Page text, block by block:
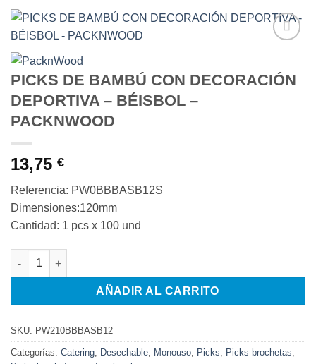
lista de
PICKS DE BAMBÚ CON DECORACIÓN
DEPORTIVA – BÉISBOL –
PACKNWOOD
13,75 €
Referencia: PW0BBBASB12S
Dimensiones:120mm
Cantidad: 1 pcs x 100 und
PICKS DE BAMBÚ CON DECORACIÓN DEPORTIVA - BÉISBOL
AÑADIR AL CARRITO
SKU: PW210BBBASB12
Categorías: Catering, Desechable, Monouso, Picks, Picks brochetas,